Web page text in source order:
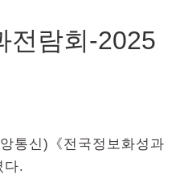
전람회-2025
통신)《전국정보화성과
다.